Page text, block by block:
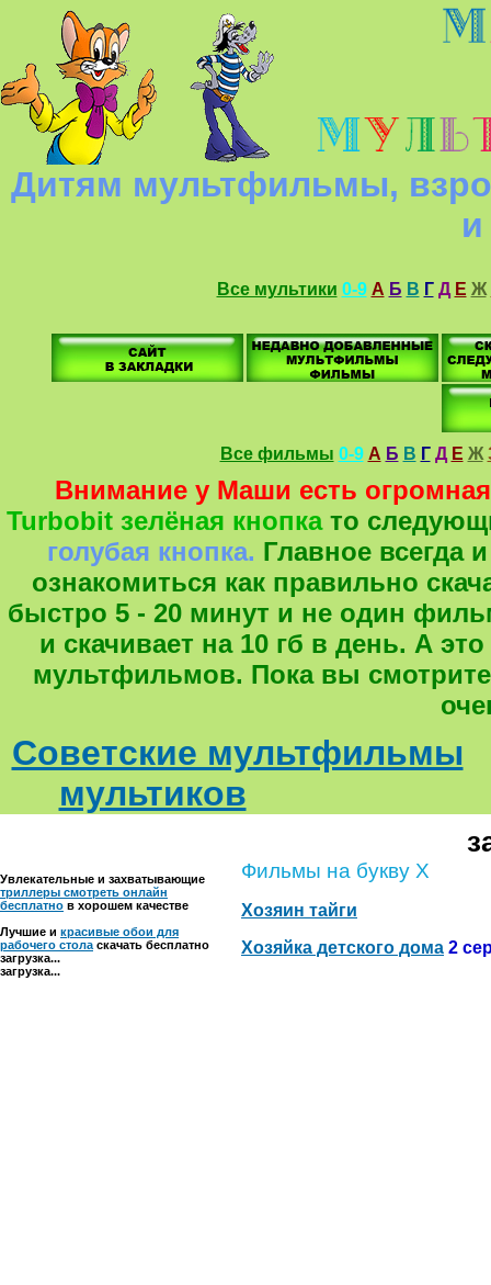
Дитям мультфильмы,
и
Все мультики 0-9 А Б В Г Д Е Ж
Все фильмы 0-9 А Б В Г Д Е Ж
Внимание у Маши есть
Turbobit зелёная кнопкато
голубая кнопка. Главное всегда
ознакомиться как правильно
быстро 5 - 20 минут и не один
и скачивает на 10 гб в день. А
мультфильмов. Пока вы
Советские мультфильмы
мультиков
Увлекательные и захватывающие
триллеры смотреть онлайн
бесплатно в хорошем качестве
Лучшие и красивые обои для
рабочего стола скачать бесплатно
загрузка...
загрузка...
Фильмы на букву Х
Хозяин тайги
Хозяйка детского дома 2